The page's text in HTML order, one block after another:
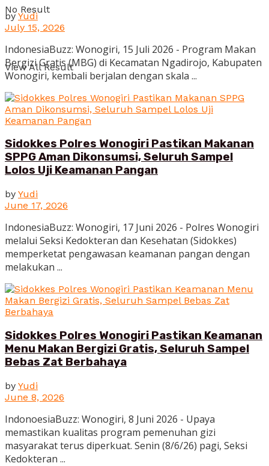
No Result
View All Result
by Yudi
July 15, 2026
IndonesiaBuzz: Wonogiri, 15 Juli 2026 - Program Makan
Bergizi Gratis (MBG) di Kecamatan Ngadirojo, Kabupaten
Wonogiri, kembali berjalan dengan skala ...
Sidokkes Polres Wonogiri Pastikan Makanan
SPPG Aman Dikonsumsi, Seluruh Sampel
Lolos Uji Keamanan Pangan
by Yudi
June 17, 2026
IndonesiaBuzz: Wonogiri, 17 Juni 2026 - Polres Wonogiri
melalui Seksi Kedokteran dan Kesehatan (Sidokkes)
memperketat pengawasan keamanan pangan dengan
melakukan ...
Sidokkes Polres Wonogiri Pastikan Keamanan
Menu Makan Bergizi Gratis, Seluruh Sampel
Bebas Zat Berbahaya
by Yudi
June 8, 2026
IndonoesiaBuzz: Wonogiri, 8 Juni 2026 - Upaya
memastikan kualitas program pemenuhan gizi
masyarakat terus diperkuat. Senin (8/6/26) pagi, Seksi
Kedokteran ...